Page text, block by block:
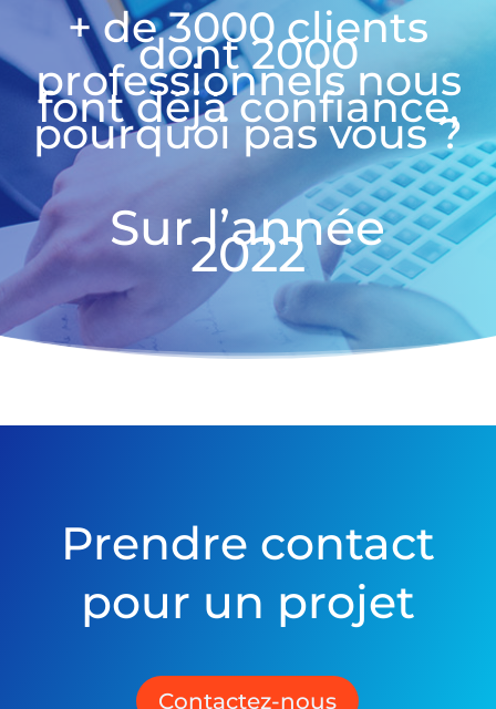
+ de 3000 clients
dont 2000
professionnels nous
font déjà confiance,
pourquoi pas vous ?
Sur l’année
2022
Prendre contact
pour un projet
Contactez-nous